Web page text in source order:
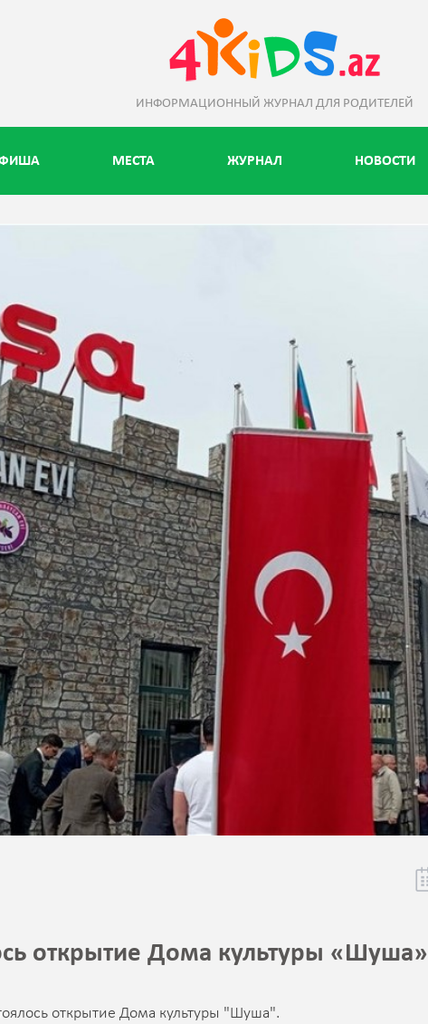
ИНФОРМАЦИОННЫЙ ЖУРНАЛ ДЛЯ РОДИТЕЛЕЙ
МЕСТА ЖУРНАЛ НОВОСТИ
открытие Дома культуры «Шуша»
открытие Дома культуры "Шуша".